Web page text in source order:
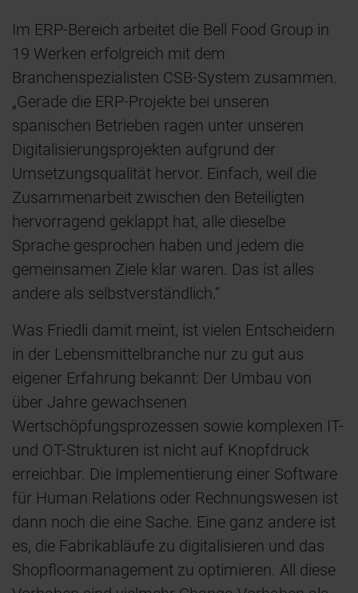
Im ERP-Bereich arbeitet die Bell Food Group in
19 Werken erfolgreich mit dem
Branchenspezialisten CSB-System zusammen.
„Gerade die ERP-Projekte bei unseren
spanischen Betrieben ragen unter unseren
Digitalisierungsprojekten aufgrund der
Umsetzungsqualität hervor. Einfach, weil die
Zusammenarbeit zwischen den Beteiligten
hervorragend geklappt hat, alle dieselbe
Sprache gesprochen haben und jedem die
gemeinsamen Ziele klar waren. Das ist alles
andere als selbstverständlich.“
Was Friedli damit meint, ist vielen Entscheidern
in der Lebensmittelbranche nur zu gut aus
eigener Erfahrung bekannt: Der Umbau von
über Jahre gewachsenen
Wertschöpfungsprozessen sowie komplexen IT-
und OT-Strukturen ist nicht auf Knopfdruck
erreichbar. Die Implementierung einer Software
für Human Relations oder Rechnungswesen ist
dann noch die eine Sache. Eine ganz andere ist
es, die Fabrikabläufe zu digitalisieren und das
Shopfloormanagement zu optimieren. All diese